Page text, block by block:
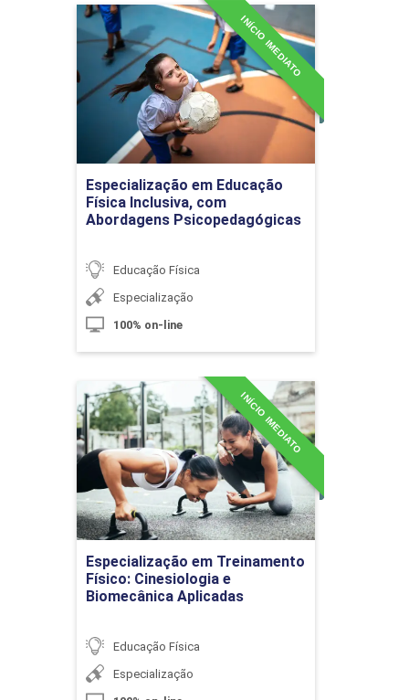
Abordagens Pedagógicas da
Educação Física no Brasil
10h
Abordagem Didático-Pedagógica do
Abordagens Críticas no Esporte
Escolar
10h
O Ensino do Esporte na Concepção
Crítico-Emancipatória
Especialização em Educação
Física Inclusiva, com
Abordagens Psicopedagógicas
INÍCIO IMEDIATO
Educação Física
Especialização
100% on-line
Especialização em
Educação Física Inclusiva,
com Abordagens
Psicopedagógicas
Detalhes do curso
Ir para Inscrição
Especialização em Treinamento
Físico: Cinesiologia e
Biomecânica Aplicadas
INÍCIO IMEDIATO
Educação Física
Especialização
Especialização em
Treinamento Físico:
Cinesiologia e Biomecânica
Aplicadas
Detalhes do curso
Ir para Inscrição